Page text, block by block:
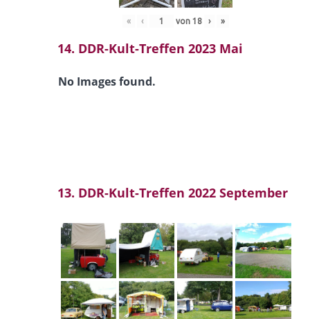
« ‹ von 18 › »
14. DDR-Kult-Treffen 2023 Mai
No Images found.
13. DDR-Kult-Treffen 2022 September